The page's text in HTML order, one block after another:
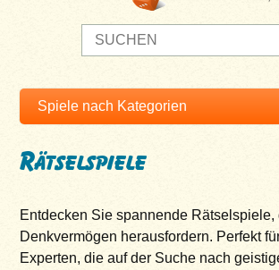
Rätselspiele
Entdecken Sie spannende Rätselspiele,
Denkvermögen herausfordern. Perfekt
Experten, die auf der Suche nach